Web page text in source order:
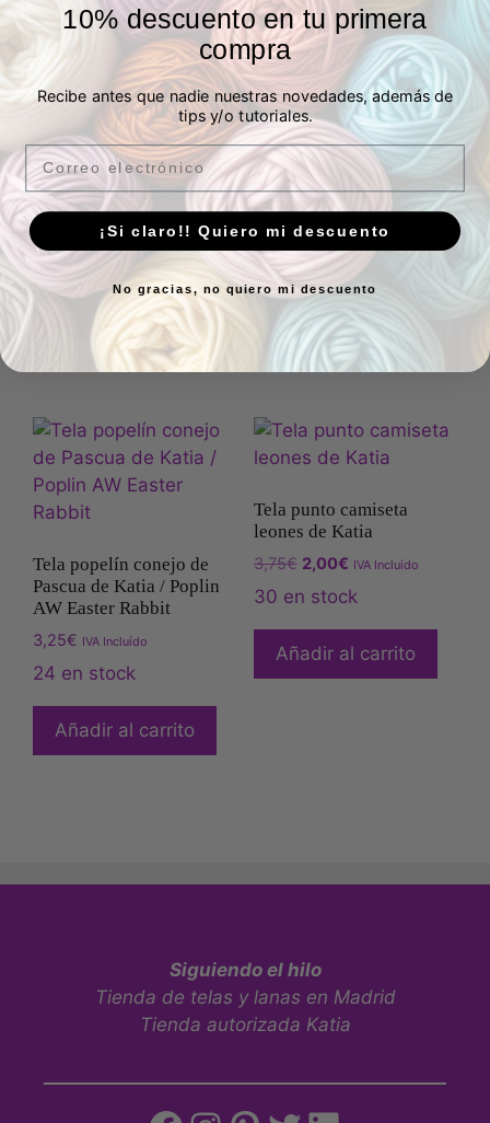
Tela popelín algodón
lobos dálmatas de Katia /
Poplin AW Dalmata Wolf
3,25 IVA Incluído
24 en stock
Añadir al carrito
Tela popelín algodón
monstruos esquiando /
Poplin AW Monsters
Skiing
3,25€
29 en stock
Añadir al carrito
Tela popelín conejo de
Pascua de Katia / Poplin
AW Easter Rabbit
3,25€ IVA Incluído
24 en stock
Añadir al carrito
Tela punto camiseta
leones de Katia
3,75€ 2,00€ IVA Incluído
30 en stock
Añadir al carrito
Siguiendo el hilo
Tienda de telas y lanas en Madrid
Tienda autorizada Katia
10% descuento en tu primera
compra
Recibe antes que nadie nuestras novedades, además de
tips y/o tutoriales.
Email
¡Si claro!! Quiero mi descuento
No gracias, no quiero mi descuento